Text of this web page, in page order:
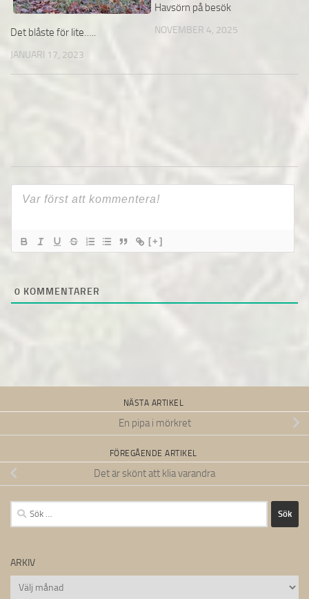
Det blåste för lite…..
JANUARI 17, 2023
Havsörn på besök
NOVEMBER 4, 2025
[+]
0 KOMMENTARER
NÄSTA ARTIKEL
En pipa i mörkret
FÖREGÅENDE ARTIKEL
Det är skönt att klia varandra
Sök
efter:
ARKIV
Arkiv